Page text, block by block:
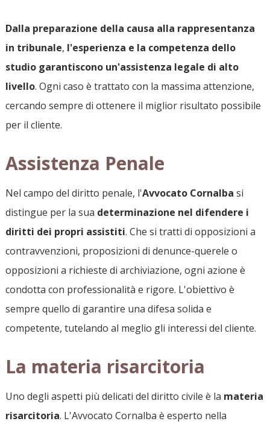
Dalla preparazione della causa alla rappresentanza
in tribunale, l'esperienza e la competenza dello
studio garantiscono un'assistenza legale di alto
livello. Ogni caso è trattato con la massima attenzione,
cercando sempre di ottenere il miglior risultato possibile
per il cliente.
Assistenza Penale
Nel campo del diritto penale, l'Avvocato Cornalba si
distingue per la sua determinazione nel difendere i
diritti dei propri assistiti. Che si tratti di opposizioni a
contravvenzioni, proposizioni di denunce-querele o
opposizioni a richieste di archiviazione, ogni azione è
condotta con professionalità e rigore. L'obiettivo è
sempre quello di garantire una difesa solida e
competente, tutelando al meglio gli interessi del cliente.
La materia risarcitoria
Uno degli aspetti più delicati del diritto civile è la materia
risarcitoria. L'Avvocato Cornalba è esperto nella